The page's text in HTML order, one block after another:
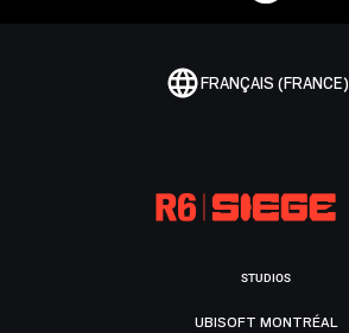
FRANÇAIS (FRANCE)
STUDIOS
UBISOFT MONTRÉAL